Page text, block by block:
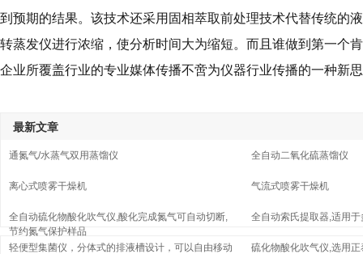
到预期的结果。该技术还采用固相萃取前处理技术代替传统的
转蒸发仪进行浓缩，使分析时间大为缩短。而且谁做到第一个
企业所覆盖行业的专业媒体传播不啻为仪器行业传播的一种新
最新文章
通氮气/水蒸气双用蒸馏仪 全自动二氧化硫蒸馏仪
离心式喷雾干燥机 气流式喷雾干燥机
全自动硫化物酸化吹气仪,酸化完成氮气可自动切断,
节约氮气保护样品
全自动索氏提取器,适用
轻便型集菌仪，分体式的排液槽设计，可以自由移动
硫化物酸化吹气仪,选用